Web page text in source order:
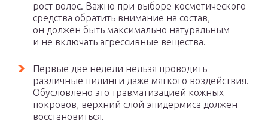
рост волос. Важно при выборе косметического
средства обратить внимание на состав,
он должен быть максимально натуральным
и не включать агрессивные вещества.
Первые две недели нельзя проводить
различные пилинги даже мягкого воздействия.
Обусловлено это травматизацией кожных
покровов, верхний слой эпидермиса должен
восстановиться.